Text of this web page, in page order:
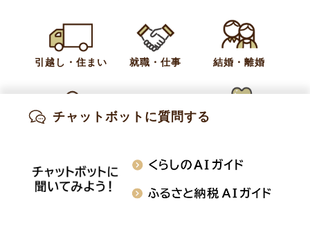
お問い合わせ
Fax:
026-247-3113
知りたい情報を検索
引越し・住まい 就職・仕事 結婚・離婚
チャットボットに質問する